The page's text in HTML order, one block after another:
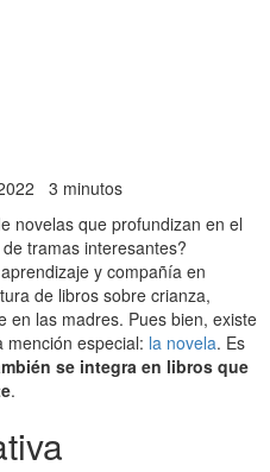
3 minutos
novelas que profundizan en el
tramas interesantes?
y compañía en
de libros sobre crianza,
en las madres. Pues bien, existe
mención especial: la novela. Es
se integra en libros que
.